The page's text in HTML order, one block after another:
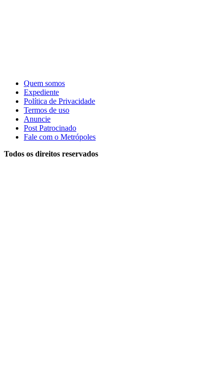
Quem somos
Expediente
Política de Privacidade
Termos de uso
Anuncie
Post Patrocinado
Fale com o Metrópoles
Todos os direitos reservados